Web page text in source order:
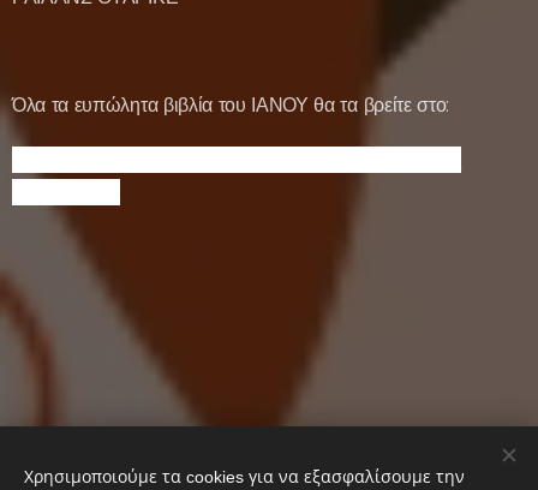
Όλα τα ευπώλητα βιβλία του ΙΑΝΟΥ θα τα βρείτε στο:
Χρησιμοποιούμε τα cookies για να εξασφαλίσουμε την